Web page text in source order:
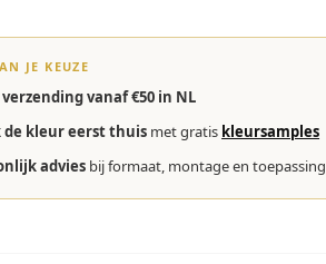
JE KEUZE
vanaf €50 in NL
de kleur eerst thuis met gratis kleursamples
advies bij formaat, montage en toepassing